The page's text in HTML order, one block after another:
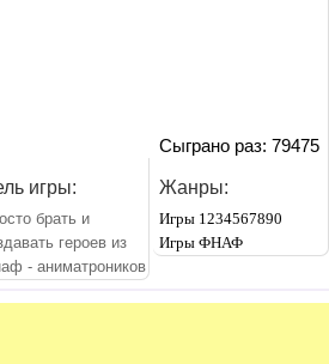
Сыграно раз: 79475
игры:
брать и
героев из
- аниматроников
Жанры:
Игры 1234567890
Игры ФНАФ